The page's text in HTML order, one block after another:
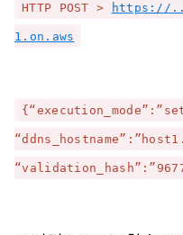
HTTP POST > https://
1.on.aws